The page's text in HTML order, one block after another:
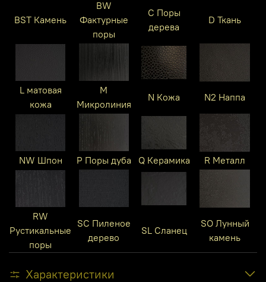
BST Камень
BW
Фактурные
поры
C Поры
дерева
D Ткань
L матовая
кожа
M
Микролиния
N Кожа N2 Наппа
NW Шпон P Поры дуба Q Керамика R Металл
RW
Рустикальные
поры
SC Пиленое
дерево
SL Сланец
SO Лунный
камень
Характеристики